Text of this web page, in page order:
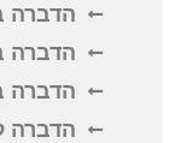
הדברה
הדברה
הדברה
הדברה